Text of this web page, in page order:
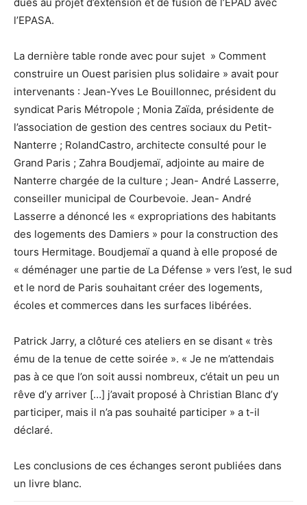
l’EPASA.
La dernière table ronde avec pour sujet » Comment
construire un Ouest parisien plus solidaire » avait pour
intervenants : Jean-Yves Le Bouillonnec, président du
syndicat Paris Métropole ; Monia Zaïda, présidente de
l’association de gestion des centres sociaux du Petit-
Nanterre ; RolandCastro, architecte consulté pour le
Grand Paris ; Zahra Boudjemaï, adjointe au maire de
Nanterre chargée de la culture ; Jean- André Lasserre,
conseiller municipal de Courbevoie. Jean- André
Lasserre a dénoncé les « expropriations des habitants
des logements des Damiers » pour la construction des
tours Hermitage. Boudjemaï a quand à elle proposé de
« déménager une partie de La Défense » vers l’est, le sud
et le nord de Paris souhaitant créer des logements,
écoles et commerces dans les surfaces libérées.
Patrick Jarry, a clôturé ces ateliers en se disant « très
ému de la tenue de cette soirée ». « Je ne m’attendais
pas à ce que l’on soit aussi nombreux, c’était un peu un
rêve d’y arriver […] j’avait proposé à Christian Blanc d’y
participer, mais il n’a pas souhaité participer » a t-il
déclaré.
Les conclusions de ces échanges seront publiées dans
un livre blanc.